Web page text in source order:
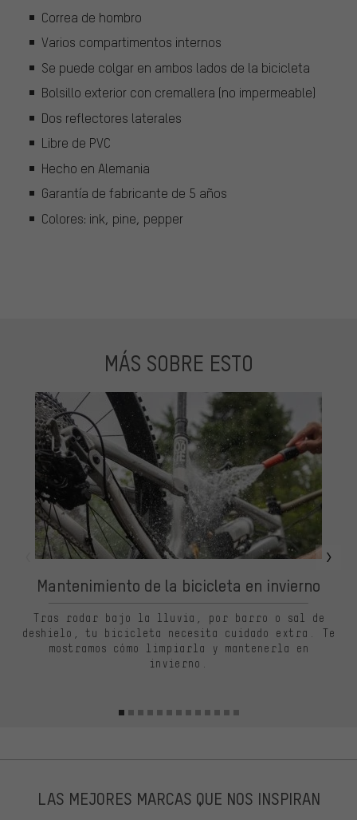
Correa de hombro
Varios compartimentos internos
Se puede colgar en ambos lados de la bicicleta
Bolsillo exterior con cremallera (no impermeable)
Dos reflectores laterales
Libre de PVC
Hecho en Alemania
Garantía de fabricante de 5 años
Colores: ink, pine, pepper
MÁS SOBRE ESTO
Mantenimiento de la bicicleta en invierno
Tras rodar bajo la lluvia, por barro o sal de
deshielo, tu bicicleta necesita cuidado extra. Te
mostramos cómo limpiarla y mantenerla en
invierno.
LAS MEJORES MARCAS QUE NOS INSPIRAN